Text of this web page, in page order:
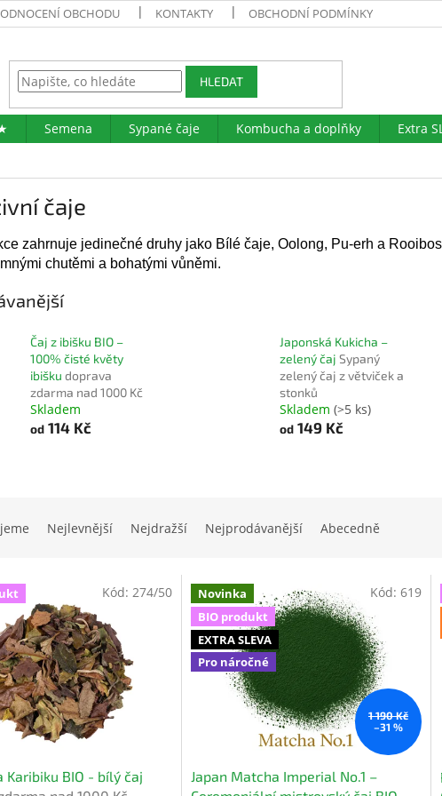
OBCHODU KONTAKTY OBCHODNÍ PODMÍNKY
HLEDAT
Semena Sypané čaje Kombucha a doplňky Extra
čaje
zahrnuje jedinečné druhy jako Bílé čaje, Oolong, Pu-erh a
chutěmi a bohatými vůněmi.
Čaj z ibišku BIO –
100% čisté květy
ibišku doprava
zdarma nad 1000 Kč
Skladem
od 114 Kč
Japonská Kukicha –
zelený čaj Sypaný
zelený čaj z větviček a
stonků
Skladem (>5 ks)
od149 Kč
Nejlevnější Nejdražší Nejprodávanější Abecedně
Karibiku BIO - bílý čaj
Kód: 274/50
Novinka
BIO produkt
EXTRA SLEVA
Pro náročné
1 190 Kč
–31 %
Japan Matcha Imperial No.1 –
Kód: 619